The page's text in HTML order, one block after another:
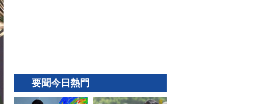
要聞今日熱門